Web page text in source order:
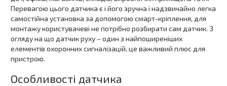
Перевагою цього датчика є і його зручна і надзвичайно легка
самостійна установка за допомогою смарт-кріплення, для
монтажу користувачеві не потрібно розбирати сам датчик. З
огляду на що датчик руху – один з найпоширеніших
елементів охоронних сигналізацій, це важливий плюс для
пристрою.
Особливості датчика